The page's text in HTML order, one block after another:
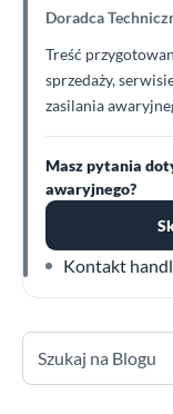
Doradca
Treść
sprzedaży,
zasilania
Masz pytania
awaryjnego?
Kontakt
Szukaj na Blogu